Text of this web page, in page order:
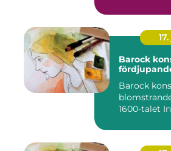
Barock konst
Barock